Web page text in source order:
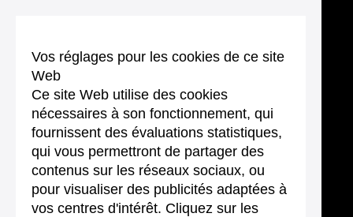
Vos réglages pour les cookies de ce site
Web
Ce site Web utilise des cookies
nécessaires à son fonctionnement, qui
fournissent des évaluations statistiques,
qui vous permettront de partager des
contenus sur les réseaux sociaux, ou
pour visualiser des publicités adaptées à
vos centres d'intérêt. Cliquez sur les